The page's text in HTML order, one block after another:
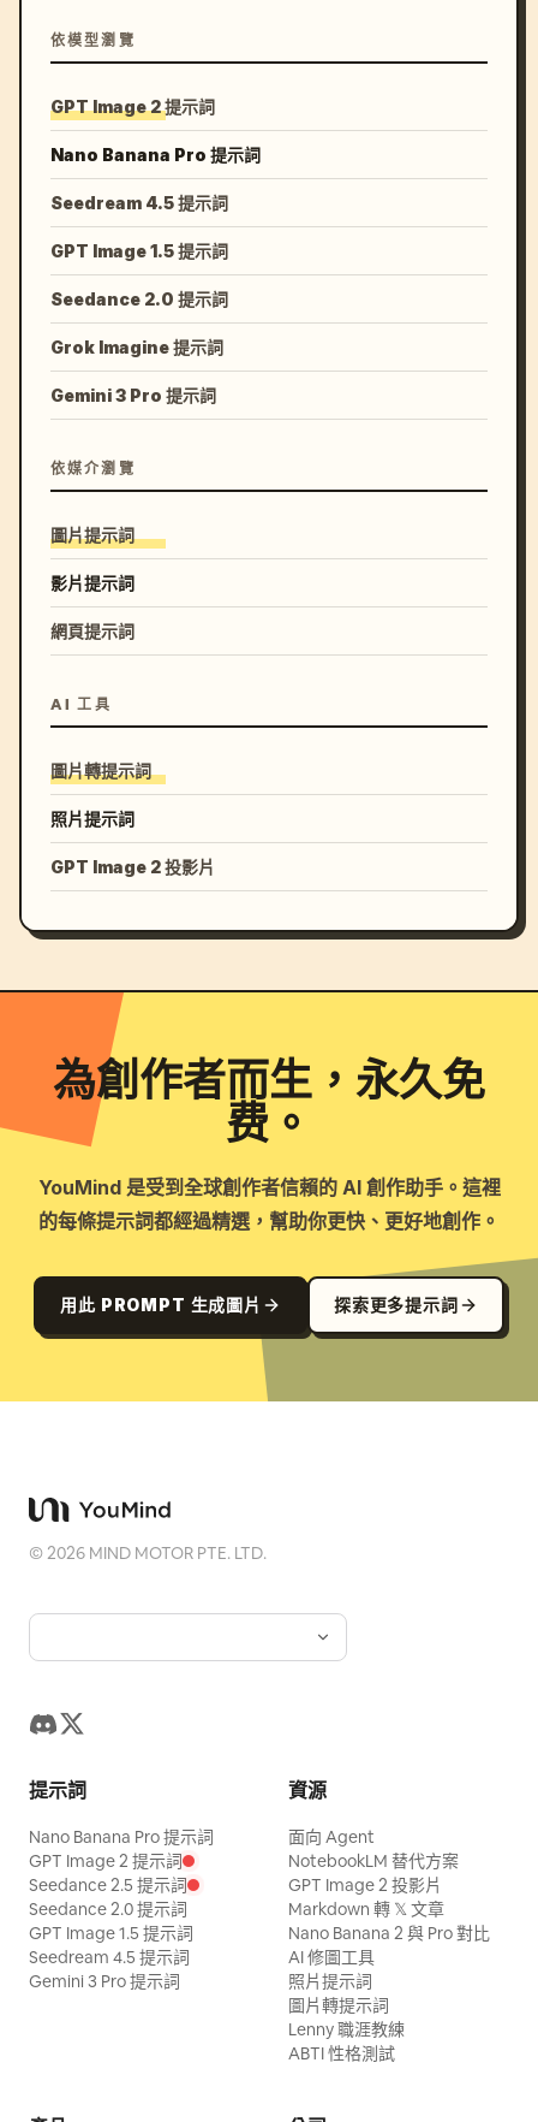
依模型瀏覽
GPT Image 2 提示詞
Nano Banana Pro 提示詞
Seedream 4.5 提示詞
GPT Image 1.5 提示詞
Seedance 2.0 提示詞
Grok Imagine 提示詞
Gemini 3 Pro 提示詞
依媒介瀏覽
圖片提示詞
影片提示詞
網頁提示詞
AI 工具
圖片轉提示詞
照片提示詞
GPT Image 2 投影片
為創作者而生，永久免
费。
YouMind 是受到全球創作者信賴的 AI 創作助手。這裡
的每條提示詞都經過精選，幫助你更快、更好地創作。
用此 PROMPT 生成圖片 探索更多提示詞
©2026 MIND MOTOR PTE. LTD.
提示詞
Nano Banana Pro 提示詞
GPT Image 2 提示詞
Seedance 2.5 提示詞
Seedance 2.0 提示詞
GPT Image 1.5 提示詞
Seedream 4.5 提示詞
Gemini 3 Pro 提示詞
資源
面向 Agent
NotebookLM 替代方案
GPT Image 2 投影片
Markdown 轉 𝕏 文章
Nano Banana 2 與 Pro 對比
AI 修圖工具
照片提示詞
圖片轉提示詞
Lenny 職涯教練
ABTI 性格測試